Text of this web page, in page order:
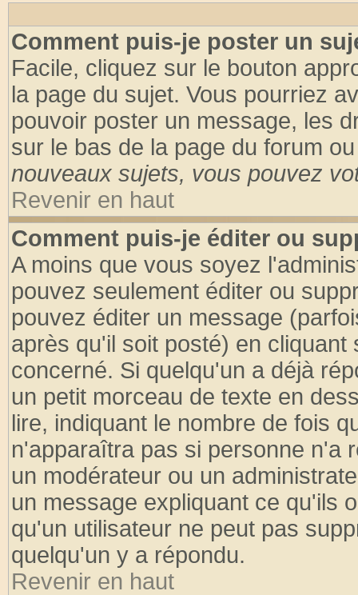
Comment puis-je poster un
Facile, cliquez sur le bouton
la page du sujet. Vous pourriez
pouvoir poster un message, les
sur le bas de la page du forum
nouveaux sujets, vous pouvez
Revenir en haut
Comment puis-je éditer ou
A moins que vous soyez
pouvez seulement éditer ou
pouvez éditer un message
après qu'il soit posté) en
concerné. Si quelqu'un a déjà
un petit morceau de texte en
lire, indiquant le nombre de fois
n'apparaîtra pas si personne n'a
un modérateur ou un
un message expliquant ce qu'ils
qu'un utilisateur ne peut pas
quelqu'un y a répondu.
Revenir en haut